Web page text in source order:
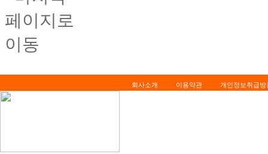
회사소개 이용약관 개인정보취급방